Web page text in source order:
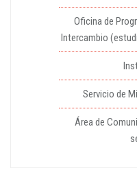
Oficina de
Intercambio
Servicio de
Área de